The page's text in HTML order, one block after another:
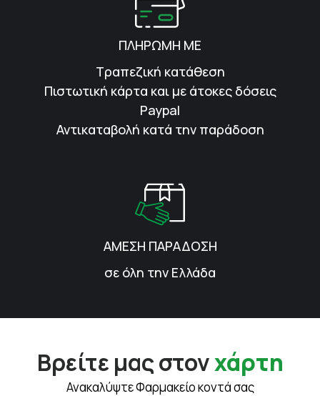
ΠΛΗΡΩΜΗ ΜΕ
Τραπεζική κατάθεση
Πιστωτική κάρτα και με άτοκες δόσεις
Paypal
Αντικαταβολή κατά την παράδοση
ΑΜΕΣΗ ΠΑΡΑΔΟΣΗ
σε όλη την Ελλάδα
Βρείτε μας στονχάρτη
Ανακαλύψτε Φαρμακείο κοντά σας